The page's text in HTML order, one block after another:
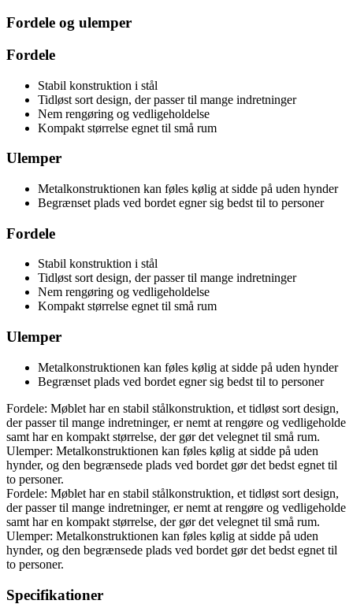
Fordele og ulemper
Fordele
Stabil konstruktion i stål
Tidløst sort design, der passer til mange indretninger
Nem rengøring og vedligeholdelse
Kompakt størrelse egnet til små rum
Ulemper
Metalkonstruktionen kan føles kølig at sidde på uden hynder
Begrænset plads ved bordet egner sig bedst til to personer
Fordele
Stabil konstruktion i stål
Tidløst sort design, der passer til mange indretninger
Nem rengøring og vedligeholdelse
Kompakt størrelse egnet til små rum
Ulemper
Metalkonstruktionen kan føles kølig at sidde på uden hynder
Begrænset plads ved bordet egner sig bedst til to personer
Fordele: Møblet har en stabil stålkonstruktion, et tidløst sort design,
der passer til mange indretninger, er nemt at rengøre og vedligeholde
samt har en kompakt størrelse, der gør det velegnet til små rum.
Ulemper: Metalkonstruktionen kan føles kølig at sidde på uden
hynder, og den begrænsede plads ved bordet gør det bedst egnet til
to personer.
Fordele: Møblet har en stabil stålkonstruktion, et tidløst sort design,
der passer til mange indretninger, er nemt at rengøre og vedligeholde
samt har en kompakt størrelse, der gør det velegnet til små rum.
Ulemper: Metalkonstruktionen kan føles kølig at sidde på uden
hynder, og den begrænsede plads ved bordet gør det bedst egnet til
to personer.
Specifikationer